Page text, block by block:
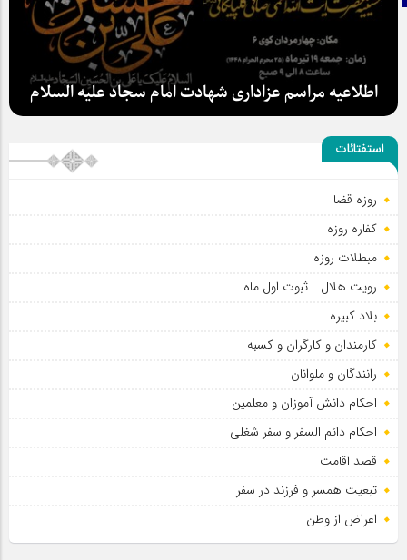
اطلاعیه مراسم عزاداری شهادت امام سجاد علیه السلام
استفتائات
روزه قضا
کفاره روزه
مبطلات روزه
رویت هلال ـ ثبوت اول ماه
بلاد کبیره
کارمندان و کارگران و کسبه
رانندگان و ملوانان
احکام دانش آموزان و معلمین
احکام دائم السفر و سفر شغلی
قصد اقامت
تبعیت همسر و فرزند در سفر
اعراض از وطن